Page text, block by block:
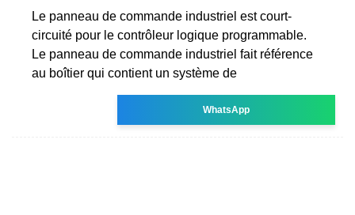
Le panneau de commande industriel est court-
circuité pour le contrôleur logique programmable.
Le panneau de commande industriel fait référence
au boîtier qui contient un système de
WhatsApp